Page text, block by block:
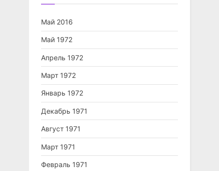
Май 2016
Май 1972
Апрель 1972
Март 1972
Январь 1972
Декабрь 1971
Август 1971
Март 1971
Февраль 1971